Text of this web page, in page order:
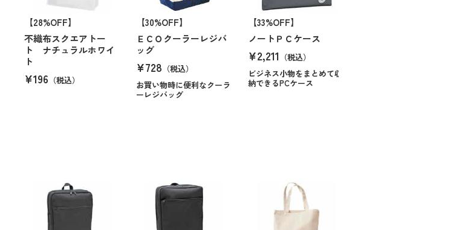
【28%OFF】
不織布スクエアトー
ト ナチュラルホワイ
ト
¥196 （税込）
【30%OFF】
ＥＣＯクーラーレジバ
ッグ
¥728 （税込）
お買い物時に便利なクーラ
ーレジバッグ
【33%OFF】
ノートＰＣケース
¥2,211 （税込）
ビジネス小物をまとめて収
納できるPCケース